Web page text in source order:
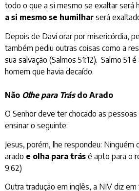
todo o que a si mesmo se exaltar será
a si mesmo se humilhar será
Depois de Davi orar por misericórdia,
também pediu outras coisas como a
sua salvação (Salmos 51:12). Salmo 51
homem que havia decaído.
Não Olhe para Trásdo Arado
O Senhor deve ter chocado as
ensinar o seguinte:
Jesus, porém, lhe respondeu: Ninguém
arado e olha para trás é apto para o
9:62)
Outra tradução em inglês, a NIV diz